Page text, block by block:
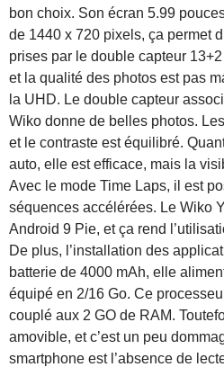
bon choix. Son écran 5.99
de 1440 x 720 pixels, ça permet
prises par le double capteur 13+2
et la qualité des photos est pas
la UHD. Le double capteur
Wiko donne de belles photos.
et le contraste est équilibré.
auto, elle est efficace, mais la
Avec le mode Time Laps, il est
séquences accélérées. Le Wiko
Android 9 Pie, et ça rend
De plus, l’installation des
batterie de 4000 mAh, elle
équipé en 2/16 Go. Ce
couplé aux 2 GO de RAM.
amovible, et c’est un peu
smartphone est l’absence de